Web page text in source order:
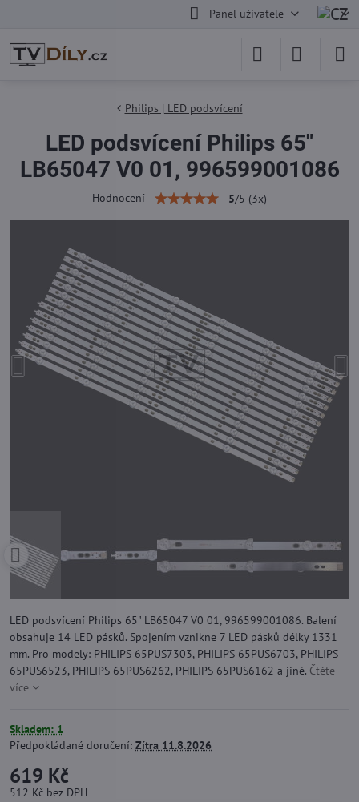
Panel uživatele
Philips | LED podsvícení
LED podsvícení Philips 65"
LB65047 V0 01, 996599001086
Hodnocení 5/5 (3x)
LED podsvícení Philips 65" LB65047 V0 01, 996599001086. Balení
obsahuje 14 LED pásků. Spojením vznikne 7 LED pásků délky 1331
mm. Pro modely: PHILIPS 65PUS7303, PHILIPS 65PUS6703, PHILIPS
65PUS6523, PHILIPS 65PUS6262, PHILIPS 65PUS6162 a jiné. Čtěte
více
Skladem: 1
Předpokládané doručení: Zítra 11.8.2026
619 Kč
512 Kč bez DPH